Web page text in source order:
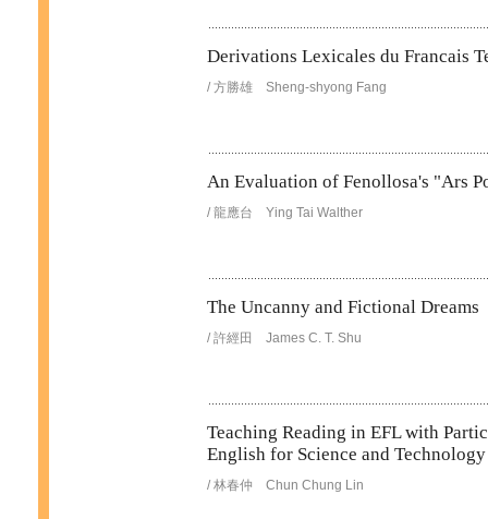
Derivations Lexicales du Francais
/ 方勝雄 Sheng-shyong Fang
An Evaluation of Fenollosa's "Ars
/ 龍應台 Ying Tai Walther
The Uncanny and Fictional Dreams
/ 許經田 James C. T. Shu
Teaching Reading in EFL with
English for Science and Technology
/ 林春仲 Chun Chung Lin